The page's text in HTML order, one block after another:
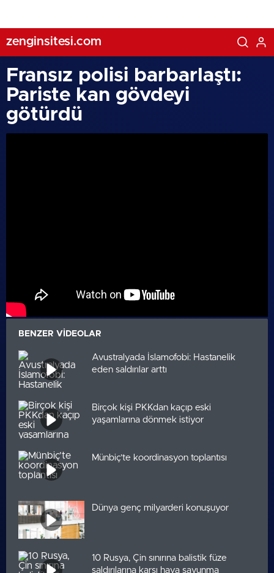
zenginsitesi.com
Fransız polisi barbarlaştı:
Pariste kan gövdeyi
götürdü
BENZER VIDEOLAR
Avustralyada İslamofobi: Hastanelik
eden saldırılar arttı
Birçok kişi PKKdan kaçıp eski
yaşamlarına dönmek istiyor
Münbiç’te koordinasyon toplantısı
Dünya genç milyarderi konuşuyor
10 Rusya, Çin sınırına balistik füze
saldırılarına karşı hava savunma